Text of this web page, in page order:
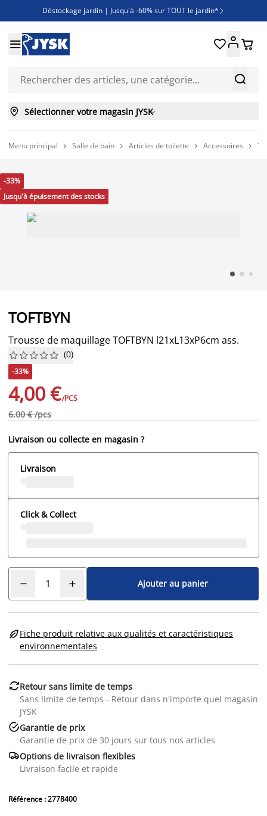
Déstockage jardin | Jusqu'à -60% sur TOUT le jardin* 
Jusqu'à -50% sur une sélection literie
Découvrez les nouveautés de la collection


 
 Sélectionner votre magasin JYSK
Menu principal  Salle de bain  Articles de toilette  Accessoires 
-33%
Jusqu'à épuisement des stocks
TOFTBYN
Trousse de maquillage TOFTBYN l21xL13xP6cm ass.





 (0)
-33%
4,00 €/PCS
6,00 € /pcs
Livraison ou collecte en magasin ?
Livraison
Click & Collect
Ajouter au panier
Fiche produit relative aux qualités et caractéristiques
environnementales
Retour sans limite de temps
Sans limite de temps - Retour dans n'importe quel magasin
JYSK
Garantie de prix
Garantie de prix de 30 jours sur tous nos articles
Options de livraison flexibles
Livraison facile et rapide
Référence : 2778400